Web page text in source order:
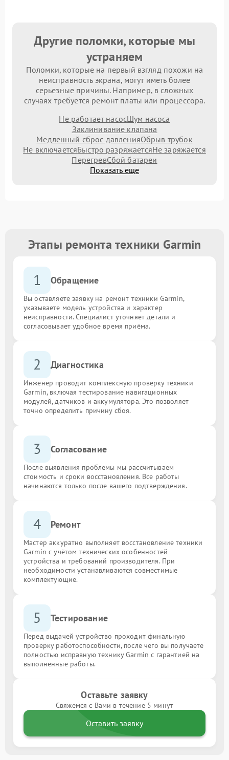
Другие поломки, которые мы
устраняем
Поломки, которые на первый взгляд похожи на
неисправность экрана, могут иметь более
серьезные причины. Например, в сложных
случаях требуется ремонт платы или процессора.
Не работает насосШум насоса
Заклинивание клапана
Медленный сброс давленияОбрыв трубок
Не включаетсяБыстро разряжаетсяНе заряжается
ПерегревСбой батареи
Показать еще
Этапы ремонта техники Garmin
1 Обращение
Вы оставляете заявку на ремонт техники Garmin,
указываете модель устройства и характер
неисправности. Специалист уточняет детали и
согласовывает удобное время приёма.
2 Диагностика
Инженер проводит комплексную проверку техники
Garmin, включая тестирование навигационных
модулей, датчиков и аккумулятора. Это позволяет
точно определить причину сбоя.
3 Согласование
После выявления проблемы мы рассчитываем
стоимость и сроки восстановления. Все работы
начинаются только после вашего подтверждения.
4 Ремонт
Мастер аккуратно выполняет восстановление техники
Garmin с учётом технических особенностей
устройства и требований производителя. При
необходимости устанавливаются совместимые
комплектующие.
5 Тестирование
Перед выдачей устройство проходит финальную
проверку работоспособности, после чего вы получаете
полностью исправную технику Garmin с гарантией на
выполненные работы.
Оставьте заявку
Свяжемся с Вами в течение 5 минут
Оставить заявку